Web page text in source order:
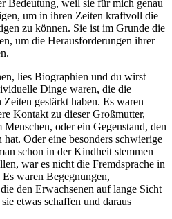
Bedeutung, weil sie für mich genau
um in ihren Zeiten kraftvoll die
zu können. Sie ist im Grunde die
um die Herausforderungen ihrer
lies Biographien und du wirst
Dinge waren, die die
gestärkt haben. Es waren
Kontakt zu dieser Großmutter,
oder ein Gegenstand, den
Oder eine besonders schwierige
schon in der Kindheit stemmen
war es nicht die Fremdsprache in
waren Begegnungen,
den Erwachsenen auf lange Sicht
etwas schaffen und daraus